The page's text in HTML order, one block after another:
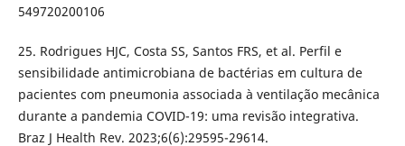
549720200106
25. Rodrigues HJC, Costa SS, Santos FRS, et al. Perfil e
sensibilidade antimicrobiana de bactérias em cultura de
pacientes com pneumonia associada à ventilação mecânica
durante a pandemia COVID-19: uma revisão integrativa.
Braz J Health Rev. 2023;6(6):29595-29614.